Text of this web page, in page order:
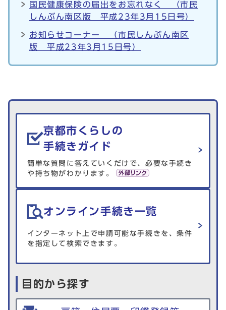
国民健康保険の届出をお忘れなく （市民
しんぶん南区版 平成23年3月15日号）
お知らせコーナー （市民しんぶん南区
版 平成23年3月15日号）
生活情報を探す
京都市くらしの
手続きガイド
簡単な質問に答えていくだけで、必要な手続き
や持ち物がわかります。
オンライン手続き一覧
インターネット上で申請可能な手続きを、条件
を指定して検索できます。
目的から探す